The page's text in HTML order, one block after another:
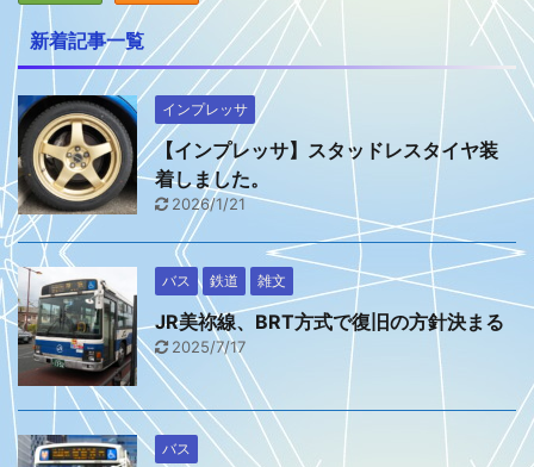
新着記事一覧
インプレッサ
【インプレッサ】スタッドレスタイヤ装
着しました。
2026/1/21
バス 鉄道 雑文
JR美祢線、BRT方式で復旧の方針決まる
2025/7/17
バス